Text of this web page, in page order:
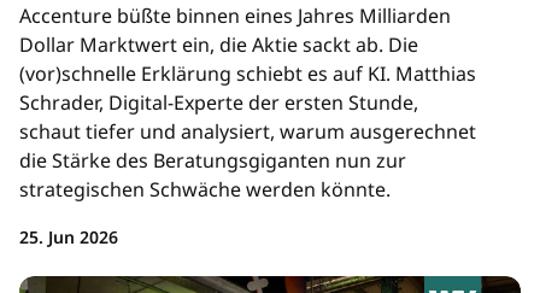
Accenture büßte binnen eines Jahres Milliarden
Dollar Marktwert ein, die Aktie sackt ab. Die
(vor)schnelle Erklärung schiebt es auf KI. Matthias
Schrader, Digital-Experte der ersten Stunde,
schaut tiefer und analysiert, warum ausgerechnet
die Stärke des Beratungsgiganten nun zur
strategischen Schwäche werden könnte.
25. Jun 2026